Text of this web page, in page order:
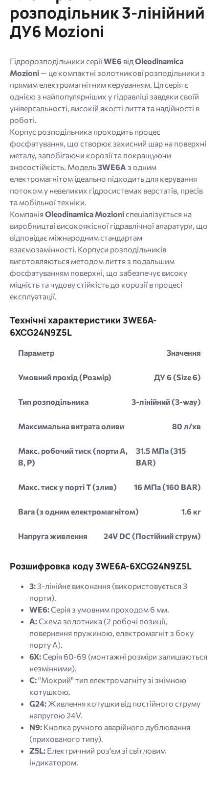
Дозволені
типи:
gif
jpg
png.
розподільник 3-лінійний
ДУ6 Mozioni
Гідророзподільники серіїWE6 від Oleodinamica
Mozioni — це компактні золотникові розподільники з
прямим електромагнітним керуванням. Ця серія є
однією з найпопулярніших у гідравліці завдяки своїй
універсальності, високій якості лиття та надійності в
роботі.
Корпус розподільника проходить процес
фосфатування, що створює захисний шар на поверхні
металу, запобігаючи корозії та покращуючи
зносостійкість. Модель3WE6A з одним
електромагнітом ідеально підходить для керування
потоком у невеликих гідросистемах верстатів, пресів
та мобільної техніки.
КомпаніяOleodinamica Mozioniспеціалізується на
виробництві високоякісної гідравлічної апаратури, що
відповідає міжнародним стандартам
взаємозамінності. Корпуси розподільників
виготовляються методом лиття з подальшим
фосфатуванням поверхні, що забезпечує високу
міцність та чудову стійкість до корозії в процесі
експлуатації.
Технічні характеристики 3WE6A-
6XCG24N9Z5L
Параметр Значення
Умовний прохід (Розмір) ДУ 6 (Size 6)
Тип розподільника 3-лінійний (3-way)
Максимальна витрата оливи 80 л/хв
Макс. робочий тиск (порти A,
B, P)
31.5 МПа (315
BAR)
Макс. тиск у порті T (злив) 16 МПа (160 BAR)
Вага (з одним електромагнітом) 1.6 кг
Напруга живлення 24V DC (Постійний струм)
Розшифровка коду 3WE6A-6XCG24N9Z5L
3:3-лінійне виконання (використовується 3
порти).
WE6:Серія з умовним проходом 6 мм.
A:Схема золотника (2 робочі позиції,
повернення пружиною, електромагніт з боку
порту A).
6X:Серія 60-69 (монтажні розміри залишаються
незмінними).
C:"Мокрий" тип електромагніту зі знімною
котушкою.
G24: Живлення котушки від постійного струму
напругою 24V.
N9: Кнопка ручного аварійного дублювання
(прихованого типу).
Z5L: Електричний роз'єм зі світловим
індикатором.